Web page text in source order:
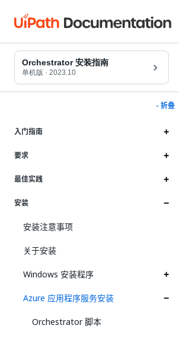
Orchestrator 安装指南
单机版 · 2023.10
- 折叠
入门指南
要求
最佳实践
安装
安装注意事项
关于安装
Windows 安装程序
Azure 应用程序服务安装
Orchestrator 脚本